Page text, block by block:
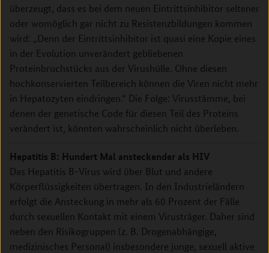
überzeugt, dass es bei dem neuen Eintrittsinhibitor seltener
oder womöglich gar nicht zu Resistenzbildungen kommen
wird: „Denn der Eintrittsinhibitor ist quasi eine Kopie eines
in der Evolution unverändert gebliebenen
Proteinbruchstücks aus der Virushülle. Ohne diesen
hochkonservierten Teilbereich können die Viren nicht mehr
in Hepatozyten eindringen.“ Die Folge: Virusstämme, bei
denen der genetische Code für diesen Teil des Proteins
verändert ist, könnten wahrscheinlich nicht überleben.
Hepatitis B: Hundert Mal ansteckender als HIV
Das Hepatitis B-Virus wird über Blut und andere
Körperflüssigkeiten übertragen. In den Industrieländern
erfolgt die Ansteckung in mehr als 60 Prozent der Fälle
durch sexuellen Kontakt mit einem Virusträger. Daher sind
neben den Risikogruppen (z. B. Drogenabhängige,
medizinisches Personal) insbesondere junge, sexuell aktive